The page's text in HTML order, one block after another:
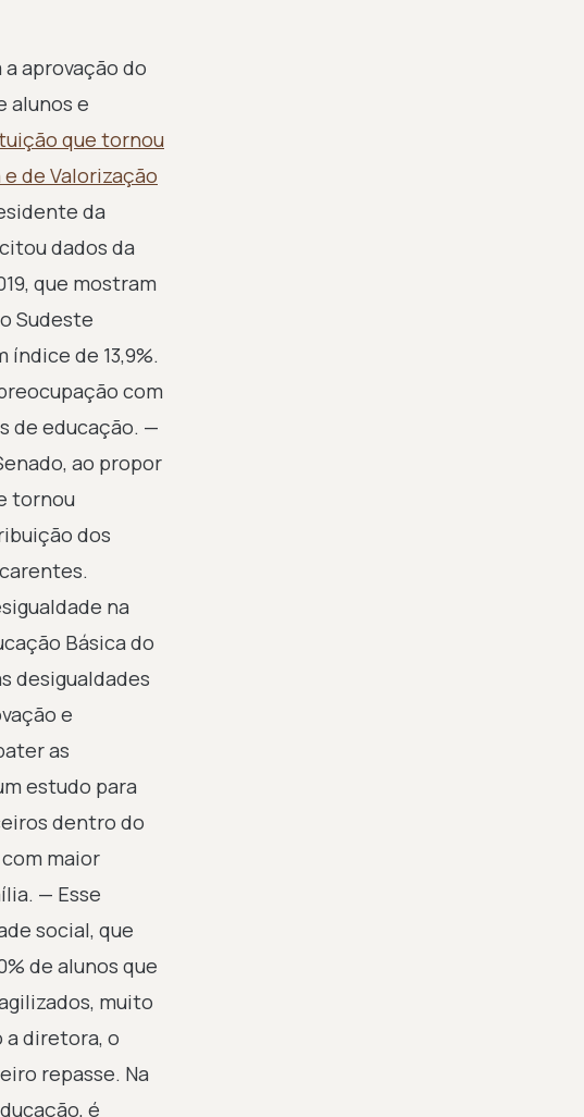
aprovação do
alunos e
que tornou
de Valorização
da
dados da
que mostram
Sudeste
de 13,9%.
com
de educação. —
ao propor
tornou
dos
na
Básica do
desigualdades
e
as
estudo para
dentro do
maior
— Esse
social, que
de alunos que
muito
a diretora, o
repasse. Na
é